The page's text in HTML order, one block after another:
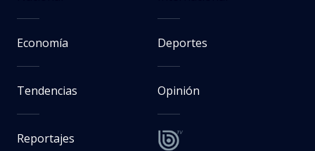
Economía Deportes
Tendencias Opinión
Reportajes